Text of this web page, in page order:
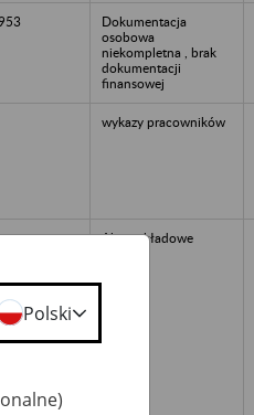
Dokumentacja
osobowa
niekompletna , brak
dokumentacji
finansowej
wykazy pracowników
Akta zakładowe
Polski